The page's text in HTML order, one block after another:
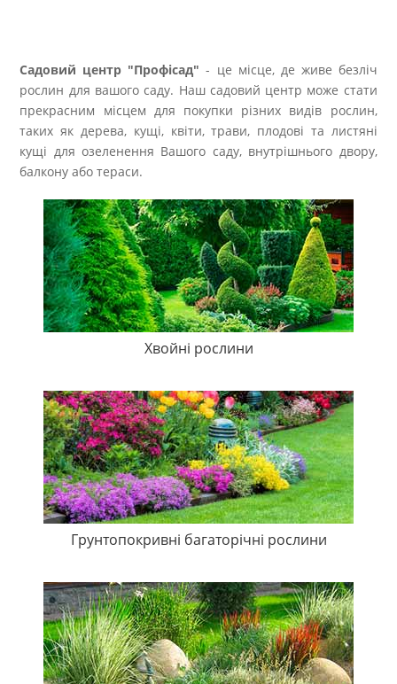
Садовий центр "Профісад" - це місце, де живе безліч
рослин для вашого саду. Наш садовий центр може стати
прекрасним місцем для покупки різних видів рослин,
таких як дерева, кущі, квіти, трави, плодові та листяні
кущі для озеленення Вашого саду, внутрішнього двору,
балкону або тераси.
Хвойні рослини
Грунтопокривні багаторічні рослини